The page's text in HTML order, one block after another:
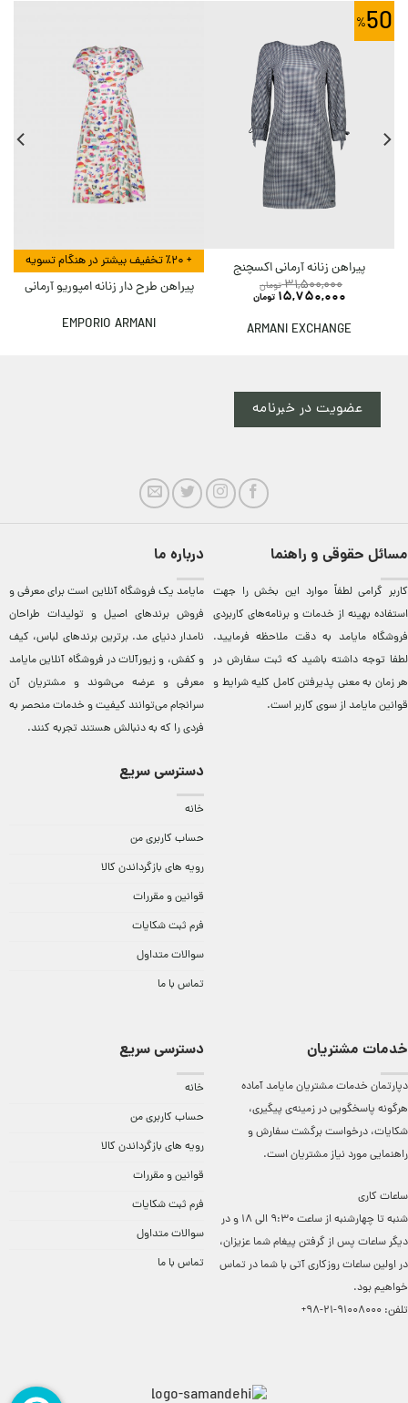
50
پیراهن زنانه آرمانی اکسچنج
31,500,000 تومان
15,750,000 تومان
ARMANI EXCHANGE
+ ٪۲۰ تخفیف بیشتر در هنگام تسویه
پیراهن طرح دار زنانه امپوریو آرمانی
EMPORIO ARMANI
عضویت در خبرنامه
مسائل حقوقی و راهنما
کاربر گرامی لطفاً موارد این بخش را جهت
استفاده بهینه از خدمات و برنامه‌‏های کاربردی
فروشگاه مایامد به دقت ملاحظه فرمایید.
لطفا توجه داشته باشید که ثبت سفارش در
هر زمان به معنی پذیرفتن کامل کلیهشرایط و
قوانین مایامداز سوی کاربر است.
درباره ما
مایامد يک فروشگاه آنلاين است برای معرفی و
فروش برندهای اصيل و توليدات طراحان
نامدار دنيای مد. برترين‌ برندهای لباس، کيف
و کفش، و زيورآلات در فروشگاه آنلاين مایامد
معرفی و عرضه می‌شوند و مشتريان آن
سرانجام می‌توانند کيفيت و خدمات منحصر به
فردی را که به دنبالش هستند تجربه کنند.
دسترسی سریع
خانه
حساب کاربری من
رویه های بازگرداندن کالا
قوانین و مقررات
فرم ثبت شکایات
سوالات متداول
تماس با ما
خدمات مشتریان
دپارتمان خدمات مشتریان مایامد آماده
هرگونه پاسخگویی در زمینه‌ی پیگیری،
شکایات، درخواست برگشت سفارش و
راهنمایی مورد نیاز مشتریان است.
ساعات کاری
شنبه تا چهارشنبه از ساعت 9:30 الی 18 و در
دیگر ساعات ‌پس از گرفتن پیغام شما عزیزان،
در اولین ساعات روزکاری آتی با شما در تماس
خواهیم بود.
تلفن: 91008000-21-98+
دسترسی سریع
خانه
حساب کاربری من
رویه های بازگرداندن کالا
قوانین و مقررات
فرم ثبت شکایات
سوالات متداول
تماس با ما